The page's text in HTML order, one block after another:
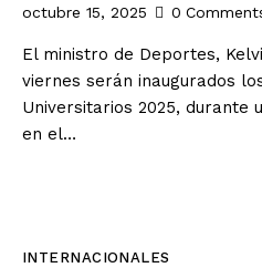
octubre 15, 2025 0
El ministro de Deportes,
viernes serán inaugurados
Universitarios 2025, durante
en el…
INTERNACIONALES